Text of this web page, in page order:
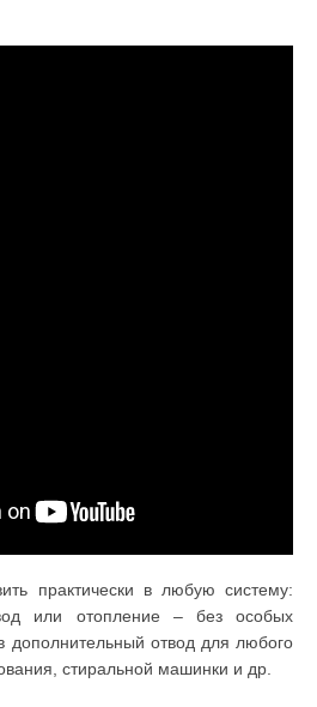
практически в любую систему:
или отопление – без особых
дополнительный отвод для любого
стиральной машинки и др.